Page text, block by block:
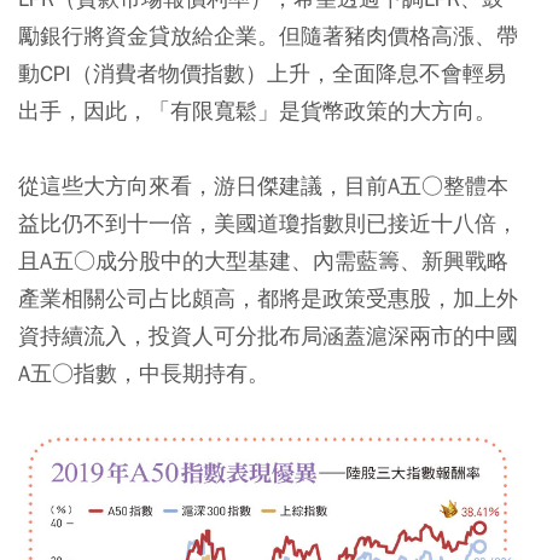
勵銀行將資金貸放給企業。但隨著豬肉價格高漲、帶
動CPI（消費者物價指數）上升，全面降息不會輕易
出手，因此，「有限寬鬆」是貨幣政策的大方向。
從這些大方向來看，游日傑建議，目前A五○整體本
益比仍不到十一倍，美國道瓊指數則已接近十八倍，
且A五○成分股中的大型基建、內需藍籌、新興戰略
產業相關公司占比頗高，都將是政策受惠股，加上外
資持續流入，投資人可分批布局涵蓋滬深兩市的中國
A五○指數，中長期持有。